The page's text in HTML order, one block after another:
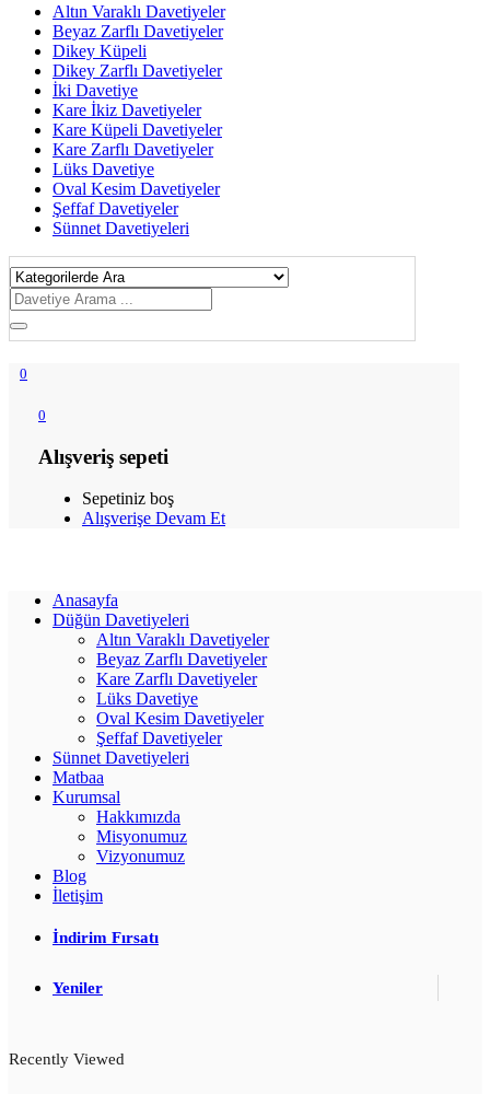
Altın Varaklı Davetiyeler
Beyaz Zarflı Davetiyeler
Dikey Küpeli
Dikey Zarflı Davetiyeler
İki Davetiye
Kare İkiz Davetiyeler
Kare Küpeli Davetiyeler
Kare Zarflı Davetiyeler
Lüks Davetiye
Oval Kesim Davetiyeler
Şeffaf Davetiyeler
Sünnet Davetiyeleri
0
0
Alışveriş sepeti
Sepetiniz boş
Alışverişe Devam Et
Anasayfa
Düğün Davetiyeleri
Altın Varaklı Davetiyeler
Beyaz Zarflı Davetiyeler
Kare Zarflı Davetiyeler
Lüks Davetiye
Oval Kesim Davetiyeler
Şeffaf Davetiyeler
Sünnet Davetiyeleri
Matbaa
Kurumsal
Hakkımızda
Misyonumuz
Vizyonumuz
Blog
İletişim
İndirim Fırsatı
Yeniler
Recently Viewed